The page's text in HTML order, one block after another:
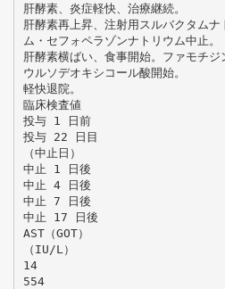
肝酵素、炎症軽快、治療継続。
肝酵素再上昇、注射用スルバクタムナ
ム・セフォペラゾンナトリウム中止。
肝酵素横ばい、食事開始。ファモチジ
ウルソデオキシコール酸開始。
軽快退院。
臨床検査値
投与 1 日前
投与 22 日目
（中止日）
中止 1 日後
中止 4 日後
中止 7 日後
中止 17 日後
AST（GOT）
（IU/L）
14
554